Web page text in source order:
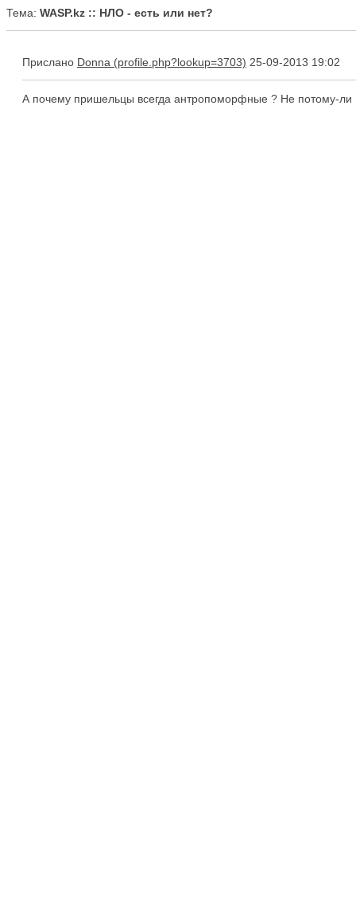
Тема: WASP.kz :: НЛО - есть или нет?
Прислано Donna 25-09-2013 19:02
А почему пришельцы всегда антропоморфные ? Не потому-ли